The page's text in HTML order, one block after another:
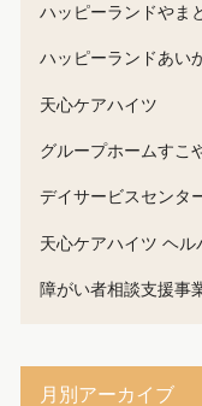
ハッピーランドやま
ハッピーランドあい
天心ケアハイツ
グループホームすこ
デイサービスセンタ
天心ケアハイツ ヘル
障がい者相談支援事
月別アーカイブ